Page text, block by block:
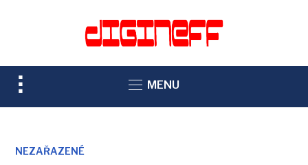
TOGGLE
SIDEBAR
NAVIGATION
MENU
NEZAŘAZENÉ